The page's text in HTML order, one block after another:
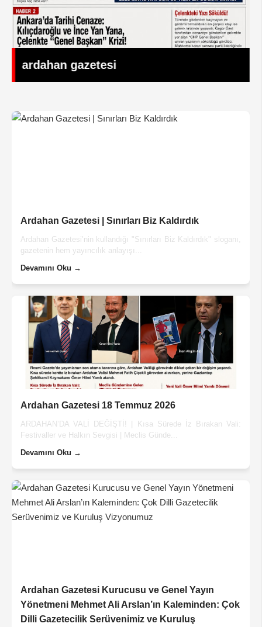
ardahan gazetesi
Ardahan Gazetesi | Sınırları Biz Kaldırdık
Ardahan Gazetesi’nin kullandığı "Sınırları Biz Kaldırdık" sloganı,
gazetenin hem yayıncılık anlayışı...
Devamını Oku →
Ardahan Gazetesi 18 Temmuz 2026
ARDAHAN’DA VALİ DEĞİŞTİ! | Kısa Sürede İz Bırakan Vali:
Festivaller ve Halkın Sevgisi | Meclis Günde...
Devamını Oku →
Ardahan Gazetesi Kurucusu ve Genel Yayın
Yönetmeni Mehmet Ali Arslan’ın Kaleminden: Çok
Dilli Gazetecilik Serüvenimiz ve Kuruluş